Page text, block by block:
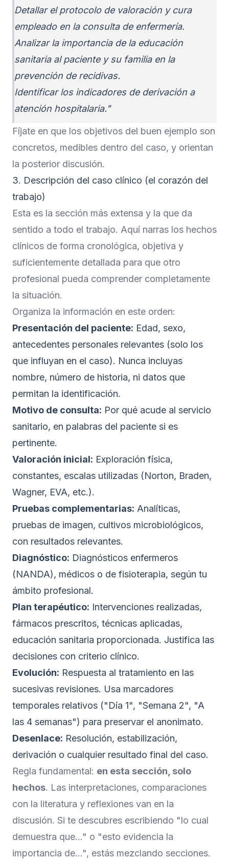
Detallar el protocolo de valoración y cura
empleado en la consulta de enfermería.
Analizar la importancia de la educación
sanitaria al paciente y su familia en la
prevención de recidivas.
Identificar los indicadores de derivación a
atención hospitalaria."
Fíjate en que los objetivos del buen ejemplo son
concretos, medibles dentro del caso, y orientan
la posterior discusión.
3. Descripción del caso clínico (el corazón del
trabajo)
Esta es la sección más extensa y la que da
sentido a todo el trabajo. Aquí narras los hechos
clínicos de forma cronológica, objetiva y
suficientemente detallada para que otro
profesional pueda comprender completamente
la situación.
Organiza la información en este orden:
Presentación del paciente: Edad, sexo,
antecedentes personales relevantes (solo los
que influyan en el caso). Nunca incluyas
nombre, número de historia, ni datos que
permitan la identificación.
Motivo de consulta: Por qué acude al servicio
sanitario, en palabras del paciente si es
pertinente.
Valoración inicial: Exploración física,
constantes, escalas utilizadas (Norton, Braden,
Wagner, EVA, etc.).
Pruebas complementarias: Analíticas,
pruebas de imagen, cultivos microbiológicos,
con resultados relevantes.
Diagnóstico: Diagnósticos enfermeros
(NANDA), médicos o de fisioterapia, según tu
ámbito profesional.
Plan terapéutico: Intervenciones realizadas,
fármacos prescritos, técnicas aplicadas,
educación sanitaria proporcionada. Justifica las
decisiones con criterio clínico.
Evolución: Respuesta al tratamiento en las
sucesivas revisiones. Usa marcadores
temporales relativos ("Día 1", "Semana 2", "A
las 4 semanas") para preservar el anonimato.
Desenlace: Resolución, estabilización,
derivación o cualquier resultado final del caso.
Regla fundamental: en esta sección, solo
hechos. Las interpretaciones, comparaciones
con la literatura y reflexiones van en la
discusión. Si te descubres escribiendo "lo cual
demuestra que..." o "esto evidencia la
importancia de...", estás mezclando secciones.